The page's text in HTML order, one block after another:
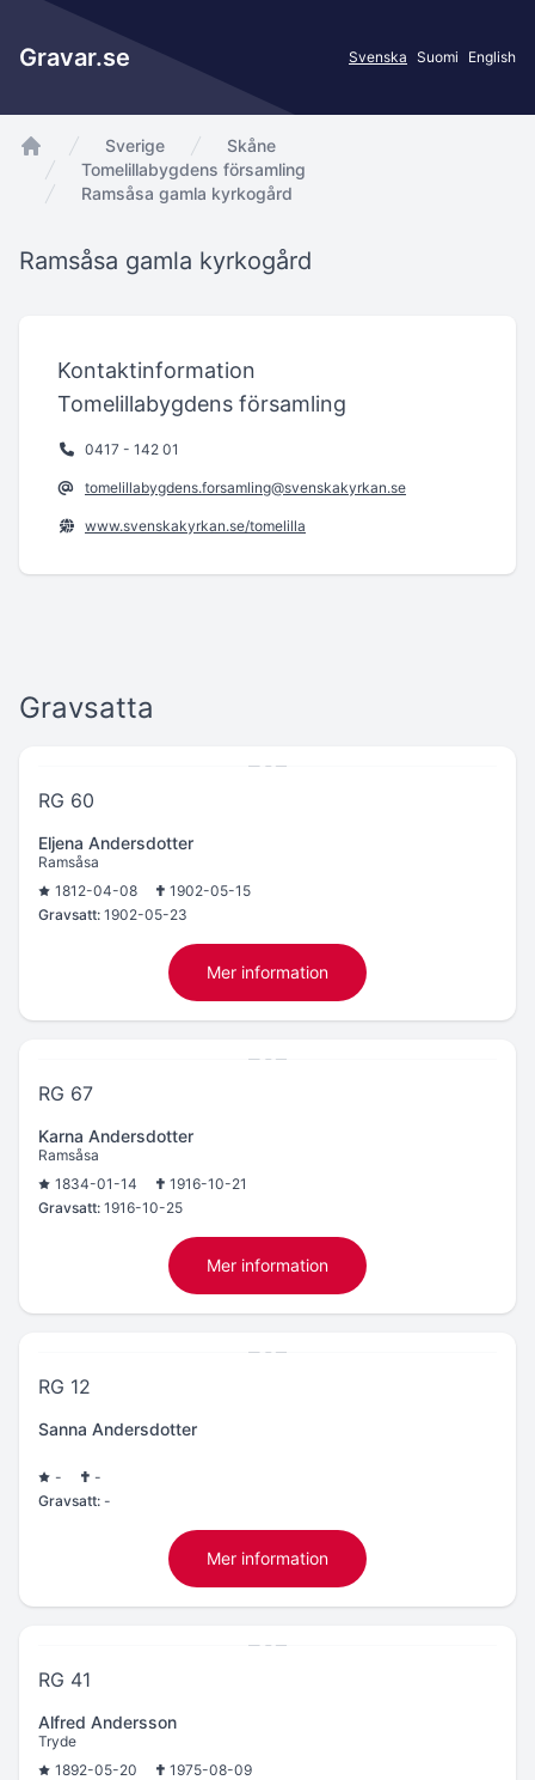
Gravar.se Svenska Suomi English
app.Start
Sverige
Skåne
Tomelillabygdens församling
Ramsåsa gamla kyrkogård
Ramsåsa gamla kyrkogård
Kontaktinformation
Tomelillabygdens församling
0417 - 142 01
tomelillabygdens.forsamling@svenskakyrkan.se
www.svenskakyrkan.se/tomelilla
Gravsatta
RG 60
Eljena Andersdotter
Ramsåsa
1812-04-08
1902-05-15
Gravsatt: 1902-05-23
Mer information
RG 67
Karna Andersdotter
Ramsåsa
1834-01-14
1916-10-21
Gravsatt: 1916-10-25
Mer information
RG 12
Sanna Andersdotter
-
-
Gravsatt: -
Mer information
RG 41
Alfred Andersson
Tryde
1892-05-20
1975-08-09